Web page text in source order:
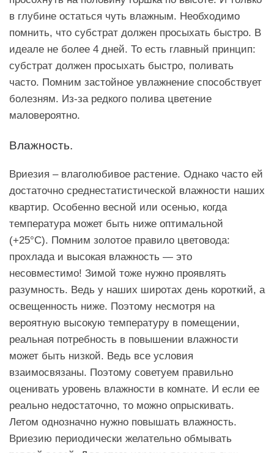
в глубине остаться чуть влажным. Необходимо
помнить, что субстрат должен просыхать быстро. В
идеале не более 4 дней. То есть главный принцип:
субстрат должен просыхать быстро, поливать
часто. Помним застойное увлажнение способствует
болезням. Из-за редкого полива цветение
маловероятно.
Влажность.
Вриезия – влаголюбивое растение. Однако часто ей
достаточно среднестатистической влажности наших
квартир. Особенно весной или осенью, когда
температура может быть ниже оптимальной
(+25°C). Помним золотое правило цветовода:
прохлада и высокая влажность — это
несовместимо! Зимой тоже нужно проявлять
разумность. Ведь у наших широтах день короткий, а
освещенность ниже. Поэтому несмотря на
вероятную высокую температуру в помещении,
реальная потребность в повышении влажности
может быть низкой. Ведь все условия
взаимосвязаны. Поэтому советуем правильно
оценивать уровень влажности в комнате. И если ее
реально недостаточно, то можно опрыскивать.
Летом однозначно нужно повышать влажность.
Вриезию периодически желательно обмывать